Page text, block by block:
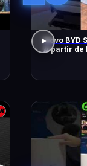
Novo BYD
A partir de